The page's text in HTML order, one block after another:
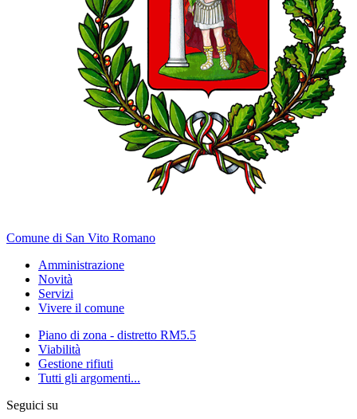
Comune di San Vito Romano
Amministrazione
Novità
Servizi
Vivere il comune
Piano di zona - distretto RM5.5
Viabilità
Gestione rifiuti
Tutti gli argomenti...
Seguici su